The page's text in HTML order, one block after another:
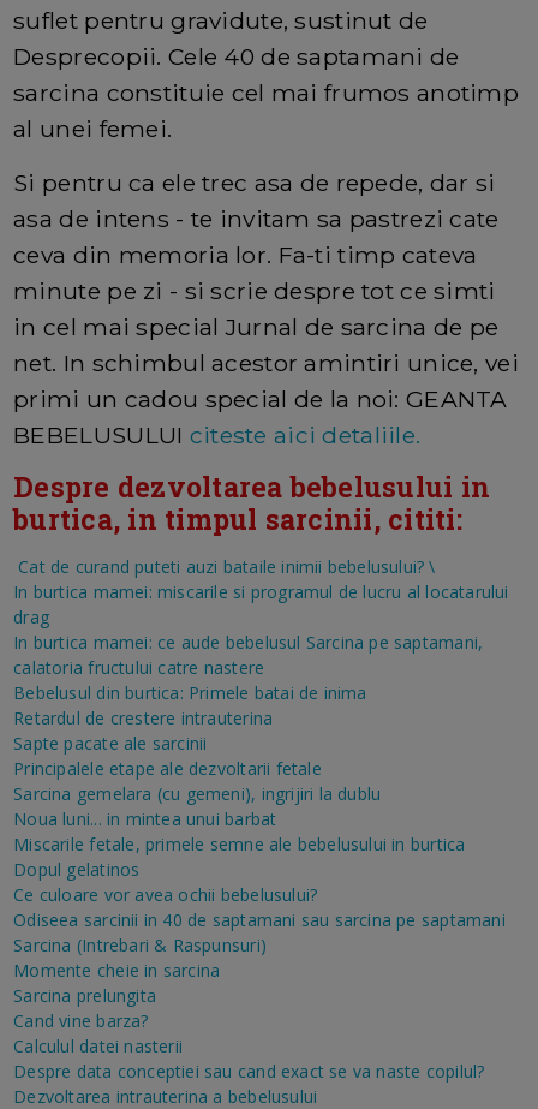
suflet pentru gravidute, sustinut de
Desprecopii. Cele 40 de saptamani de
sarcina constituie cel mai frumos anotimp
al unei femei.
Si pentru ca ele trec asa de repede, dar si
asa de intens - te invitam sa pastrezi cate
ceva din memoria lor. Fa-ti timp cateva
minute pe zi - si scrie despre tot ce simti
in cel mai special Jurnal de sarcina de pe
net. In schimbul acestor amintiri unice, vei
primi un cadou special de la noi: GEANTA
BEBELUSULUI citeste aici detaliile.
Despre dezvoltarea bebelusului in
burtica, in timpul sarcinii, cititi:
Cat de curand puteti auzi bataile inimii bebelusului? \
In burtica mamei: miscarile si programul de lucru al locatarului
drag
In burtica mamei: ce aude bebelusul Sarcina pe saptamani,
calatoria fructului catre nastere
Bebelusul din burtica: Primele batai de inima
Retardul de crestere intrauterina
Sapte pacate ale sarcinii
Principalele etape ale dezvoltarii fetale
Sarcina gemelara (cu gemeni), ingrijiri la dublu
Noua luni... in mintea unui barbat
Miscarile fetale, primele semne ale bebelusului in burtica
Dopul gelatinos
Ce culoare vor avea ochii bebelusului?
Odiseea sarcinii in 40 de saptamani sau sarcina pe saptamani
Sarcina (Intrebari & Raspunsuri)
Momente cheie in sarcina
Sarcina prelungita
Cand vine barza?
Calculul datei nasterii
Despre data conceptiei sau cand exact se va naste copilul?
Dezvoltarea intrauterina a bebelusului